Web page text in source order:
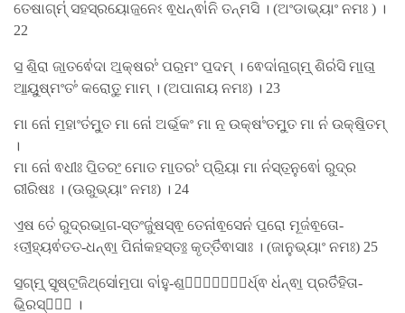
ତେଷାଗ୍​ମ୍॑ ସହସ୍ରୟୋଜ॒ନେଽ ଵ॒ଧନ୍ଵା॑ନି ତନ୍ମସି । (ଅଂଡାଭ୍ୟାଂ ନମଃ ) ।
22
ସ॒ ଶି॒ରା ଜା॒ତଵେ॑ଦା ଅ॒କ୍ଷରଂ॑ ପର॒ମଂ ପ॒ଦମ୍ । ଵେଦା॑ନା॒ଗ୍​ମ୍॒ ଶିର॑ସି ମା॒ତା॒
ଆ॒ୟୁ॒ଷ୍ମଂତଂ॑ କରୋତୁ॒ ମାମ୍ । (ଅପାନାୟ ନମଃ) । 23
ମା ନୋ॑ ମ॒ହାଂତ॑ମୁ॒ତ ମା ନୋ॑ ଅର୍ଭ॒କଂ ମା ନ॒ ଉକ୍ଷଂ॑ତମୁ॒ତ ମା ନ॑ ଉକ୍ଷି॒ତମ୍
।
ମା ନୋ॑ ଵଧୀଃ ପି॒ତରଂ॒ ମୋତ ମା॒ତରଂ॑ ପ୍ରି॒ୟା ମା ନ॑ସ୍ତ॒ନୁଵୋ॑ ରୁଦ୍ର
ରୀରିଷଃ । (ଊରୁଭ୍ୟାଂ ନମଃ) । 24
ଏ॒ଷ ତେ॑ ରୁଦ୍ରଭା॒ଗ-ସ୍ତଂଜୁ॑ଷସ୍ଵ॒ ତେନା॑ଵ॒ସେନ॑ ପ॒ରୋ ମୂଜ॑ଵ॒ତୋ-
ଽତୀ॒ହ୍ୟଵ॑ତତ-ଧନ୍ଵା॒ ପିନା॑କହସ୍ତଃ॒ କୃତ୍ତି॑ଵାସାଃ । (ଜାନୁଭ୍ୟାଂ ନମଃ) 25
ସ॒ଗ୍​ମ୍॒ ସୃ॒ଷ୍ଟ॒ଜିଥ୍ସୋ॑ମ॒ପା ବା॑ହୁ-ଶ॒ର୍ଧ୍ୟୂ᳚ର୍ଧ୍ଵ ଧ॑ନ୍ଵା॒ ପ୍ରତି॑ହିତା-
ଭି॒ରସ୍ତା᳚ ।